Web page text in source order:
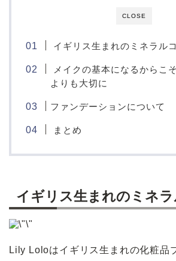
CLOSE
イギリス生まれのミネラル
メイクの基本になるからこ
よりも大切に
ファンデーションについて
まとめ
イギリス生まれのミネ
Lily Loloはイギリス生まれの化粧品